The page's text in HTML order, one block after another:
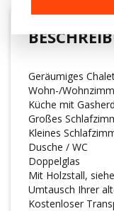
Geräumiges
Wohn-/
Küche mit Gasherd
Großes
Kleines
Dusche / WC
Doppelglas
Mit Holzstall,
Umtausch Ihrer
Kostenloser